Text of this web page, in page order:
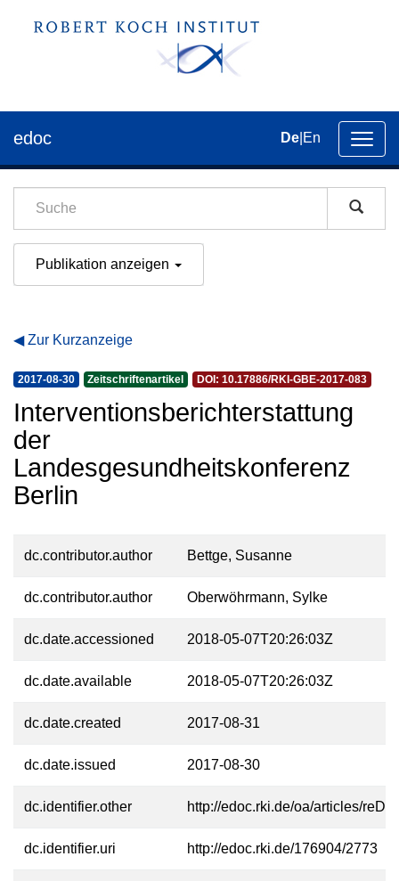
der
edoc De En
Publikation anzeigen
Zur Kurzanzeige
2017-08-30 Zeitschriftenartikel DOI: 10.17886/RKI-GBE-2017-083
Interventionsberichterstattung
der
Landesgesundheitskonferenz
Berlin
dc.contributor.author Bettge, Susanne
dc.contributor.author Oberwöhrmann, Sylke
dc.date.accessioned 2018-05-07T20:26:03Z
dc.date.available 2018-05-07T20:26:03Z
dc.date.created 2017-08-31
dc.date.issued 2017-08-30
dc.identifier.other http://edoc.rki.de/oa/articles/
dc.identifier.uri http://edoc.rki.de/176904/2773